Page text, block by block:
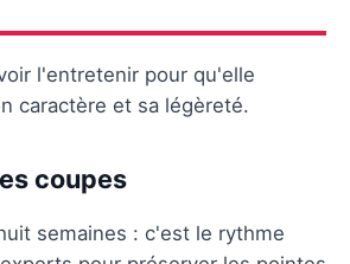
l'entretenir pour qu'elle
caractère et sa légèreté.
coupes
semaines : c'est le rythme